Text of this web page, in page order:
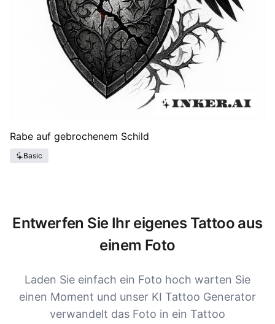
Rabe auf gebrochenem Schild
Basic
Entwerfen Sie Ihr eigenes Tattoo aus
einem Foto
Laden Sie einfach ein Foto hoch warten Sie
einen Moment und unser KI Tattoo Generator
verwandelt das Foto in ein Tattoo